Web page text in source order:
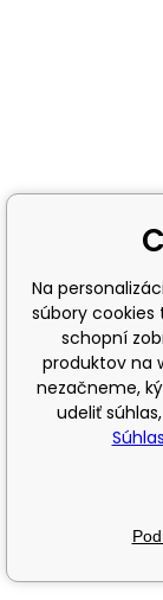
Na
súbory
schopní
produktov na
nezačneme,
udeliť